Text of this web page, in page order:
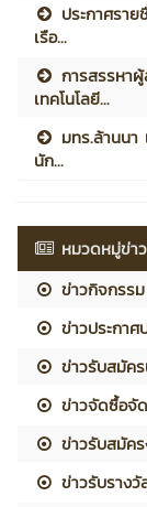
ประกาศรา
เรือ...
การสรรหา
เทคโนโลยี...
มทร.ล้านนา
นัก...
หมวดหมู่ข่าว
ข่าวกิจกรรม
ข่าวประกา
ข่าวรับสมัค
ข่าวจัดซื้อจั
ข่าวรับสมัค
ข่าวรับรางวั